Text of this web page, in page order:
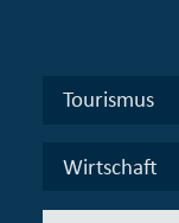
Tourismus
Wirtschaft